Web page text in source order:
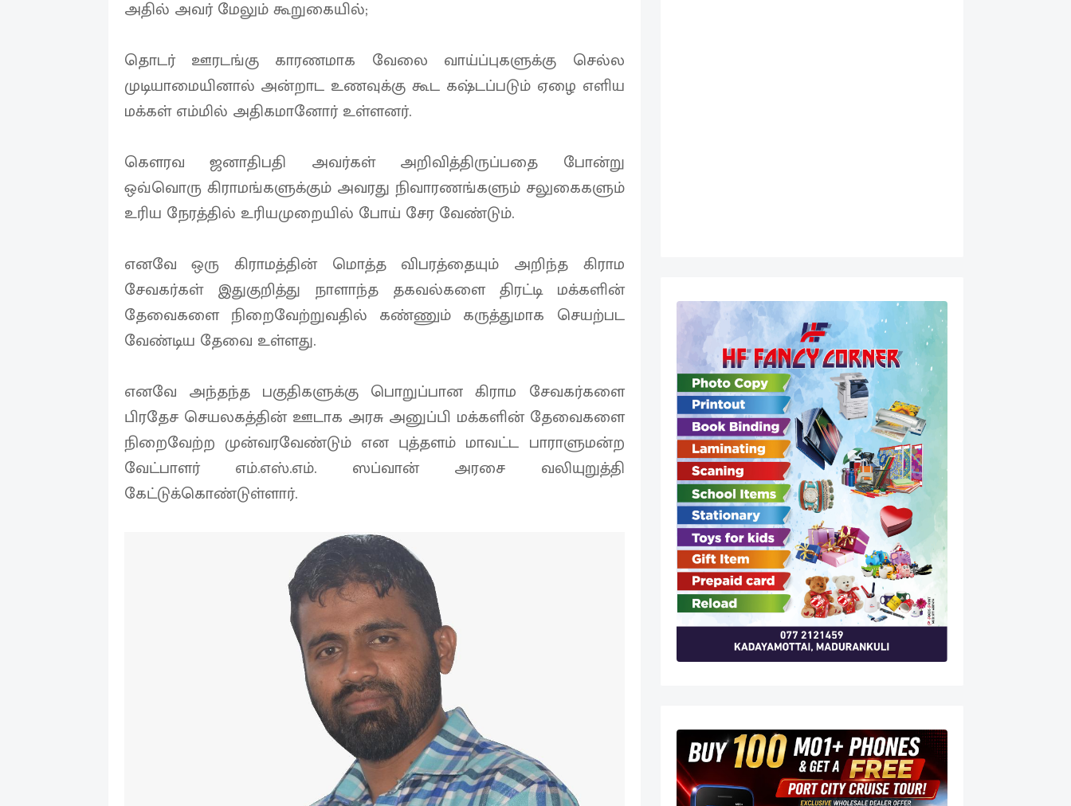
அதில் அவர் மேலும் கூறுகையில்;
தொடர் ஊரடங்கு காரணமாக வேலை வாய்ப்புகளுக்கு செல்ல
முடியாமையினால் அன்றாட உணவுக்கு கூட கஷ்டப்படும் ஏழை எளிய
மக்கள் எம்மில் அதிகமானோர் உள்ளனர்.
கௌரவ ஜனாதிபதி அவர்கள் அறிவித்திருப்பதை போன்று
ஒவ்வொரு கிராமங்களுக்கும் அவரது நிவாரணங்களும் சலுகைகளும்
உரிய நேரத்தில் உரியமுறையில் போய் சேர வேண்டும்.
எனவே ஒரு கிராமத்தின் மொத்த விபரத்தையும் அறிந்த கிராம
சேவகர்கள் இதுகுறித்து நாளாந்த தகவல்களை திரட்டி மக்களின்
தேவைகளை நிறைவேற்றுவதில் கண்ணும் கருத்துமாக செயற்பட
வேண்டிய தேவை உள்ளது.
எனவே அந்தந்த பகுதிகளுக்கு பொறுப்பான கிராம சேவகர்களை
பிரதேச செயலகத்தின் ஊடாக அரசு அனுப்பி மக்களின் தேவைகளை
நிறைவேற்ற முன்வரவேண்டும் என புத்தளம் மாவட்ட பாராளுமன்ற
வேட்பாளர் எம்.எஸ்.எம். ஸப்வான் அரசை வலியுறுத்தி
கேட்டுக்கொண்டுள்ளார்.